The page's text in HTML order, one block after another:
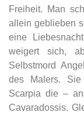
Freiheit. Man
allein geblieben
eine
weigert sich,
Selbstmord
des Malers.
Scarpia die –
Cavaradossis.